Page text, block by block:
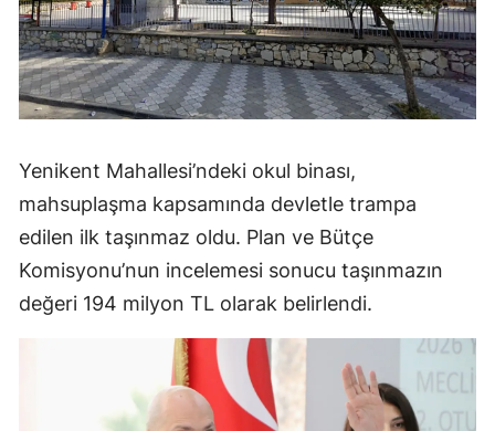
Yenikent Mahallesi’ndeki okul binası,
mahsuplaşma kapsamında devletle trampa
edilen ilk taşınmaz oldu. Plan ve Bütçe
Komisyonu’nun incelemesi sonucu taşınmazın
değeri 194 milyon TL olarak belirlendi.